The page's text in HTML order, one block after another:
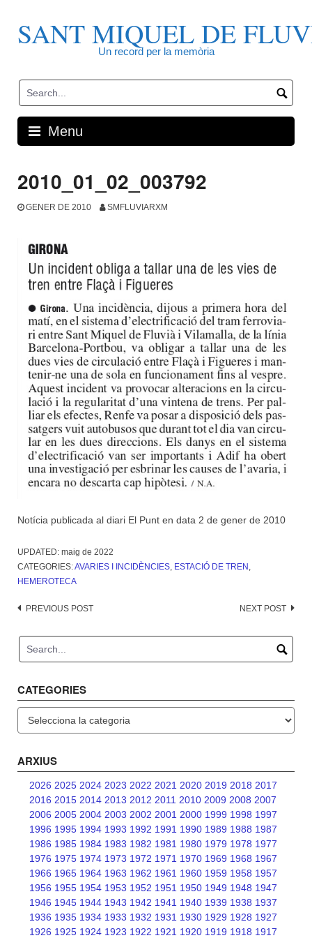
contentSANT MIQUEL DE
Un record per la memòria
Menu
2010_01_02_003792
GENER DE 2010 SMFLUVIARXM
Notícia publicada al diari El Punt en data 2 de gener de 2010
UPDATED: maig de 2022
CATEGORIES:AVARIES I INCIDÈNCIES ESTACIÓ DE TREN
HEMEROTECA
Post
PREVIOUS POST NEXT POST
CATEGORIES
ARXIUS
2026 2025 2024 2023 2022 2021 2020 2019 2018 2017
2016 2015 2014 2013 2012 2011 2010 2009 2008 2007
2006 2005 2004 2003 2002 2001 2000 1999 1998 1997
1996 1995 1994 1993 1992 1991 1990 1989 1988 1987
1986 1985 1984 1983 1982 1981 1980 1979 1978 1977
1976 1975 1974 1973 1972 1971 1970 1969 1968 1967
1966 1965 1964 1963 1962 1961 1960 1959 1958 1957
1956 1955 1954 1953 1952 1951 1950 1949 1948 1947
1946 1945 1944 1943 1942 1941 1940 1939 1938 1937
1936 1935 1934 1933 1932 1931 1930 1929 1928 1927
1926 1925 1924 1923 1922 1921 1920 1919 1918 1917